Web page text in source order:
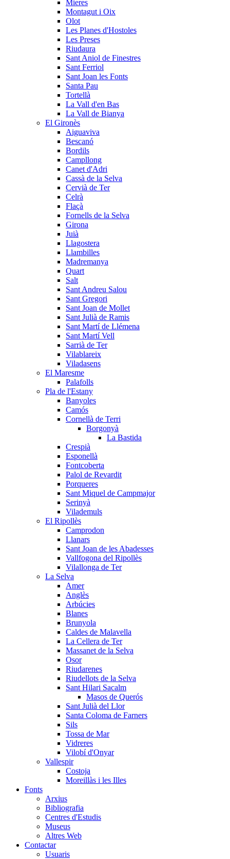
Mieres
Montagut i Oix
Olot
Les Planes d'Hostoles
Les Preses
Riudaura
Sant Aniol de Finestres
Sant Ferriol
Sant Joan les Fonts
Santa Pau
Tortellà
La Vall d'en Bas
La Vall de Bianya
El Gironès
Aiguaviva
Bescanó
Bordils
Campllong
Canet d'Adri
Cassà de la Selva
Cervià de Ter
Celrà
Flaçà
Fornells de la Selva
Girona
Juià
Llagostera
Llambilles
Madremanya
Quart
Salt
Sant Andreu Salou
Sant Gregori
Sant Joan de Mollet
Sant Julià de Ramis
Sant Martí de Llémena
Sant Martí Vell
Sarrià de Ter
Vilablareix
Viladasens
El Maresme
Palafolls
Pla de l'Estany
Banyoles
Camós
Cornellà de Terri
Borgonyà
La Bastida
Crespià
Esponellà
Fontcoberta
Palol de Revardit
Porqueres
Sant Miquel de Campmajor
Serinyà
Vilademuls
El Ripollès
Camprodon
Llanars
Sant Joan de les Abadesses
Vallfogona del Ripollès
Vilallonga de Ter
La Selva
Amer
Anglès
Arbúcies
Blanes
Brunyola
Caldes de Malavella
La Cellera de Ter
Massanet de la Selva
Osor
Riudarenes
Riudellots de la Selva
Sant Hilari Sacalm
Masos de Querós
Sant Julià del Llor
Santa Coloma de Farners
Sils
Tossa de Mar
Vidreres
Vilobí d'Onyar
Vallespir
Costoja
Moreillàs i les Illes
Fonts
Arxius
Bibliografia
Centres d'Estudis
Museus
Altres Web
Contactar
Usuaris